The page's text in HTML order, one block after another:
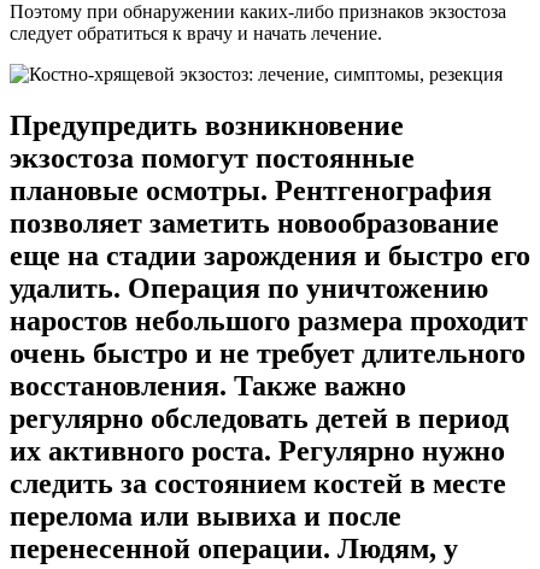
Поэтому при обнаружении каких-либо признаков экзостоза
следует обратиться к врачу и начать лечение.
Предупредить возникновение
экзостоза помогут постоянные
плановые осмотры. Рентгенография
позволяет заметить новообразование
еще на стадии зарождения и быстро его
удалить. Операция по уничтожению
наростов небольшого размера проходит
очень быстро и не требует длительного
восстановления. Также важно
регулярно обследовать детей в период
их активного роста. Регулярно нужно
следить за состоянием костей в месте
перелома или вывиха и после
перенесенной операции. Людям, у